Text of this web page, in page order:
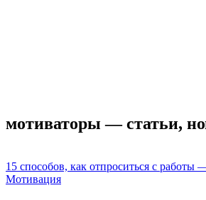
мотиваторы — статьи,
15 способов, как отпроситься с
Мотивация